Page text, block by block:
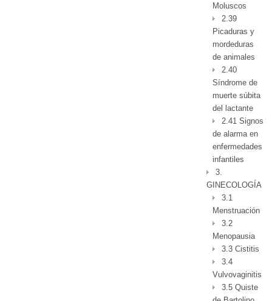
Moluscos
2.39
Picaduras y
mordeduras
de animales
2.40
Síndrome de
muerte súbita
del lactante
2.41 Signos
de alarma en
enfermedades
infantiles
3.
GINECOLOGÍA
3.1
Menstruación
3.2
Menopausia
3.3 Cistitis
3.4
Vulvovaginitis
3.5 Quiste